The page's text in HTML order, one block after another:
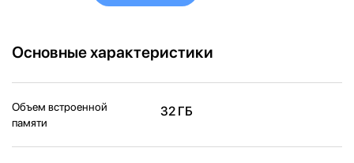
Основные характеристики
Объем встроенной
памяти
32 ГБ